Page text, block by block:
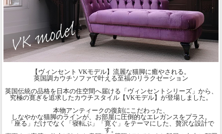
【ヴィンセント VKモデル】流麗な猫脚に癒やされる。
英国調カウチソファで叶える至福のリラクゼーション
英国伝統の品格を日本の住空間へ届ける「ヴィンセントシリーズ」から、
究極の寛ぎを追求したカウチスタイル【VKモデル】が登場しました。
本物アンティークの復刻にこだわった、
しなやかな猫脚のラインが、お部屋に圧倒的なエレガンスをプラス。
「座る」だけでなく「寝転ぶ」「寛ぐ」をテーマにした、贅沢な設計で
す。